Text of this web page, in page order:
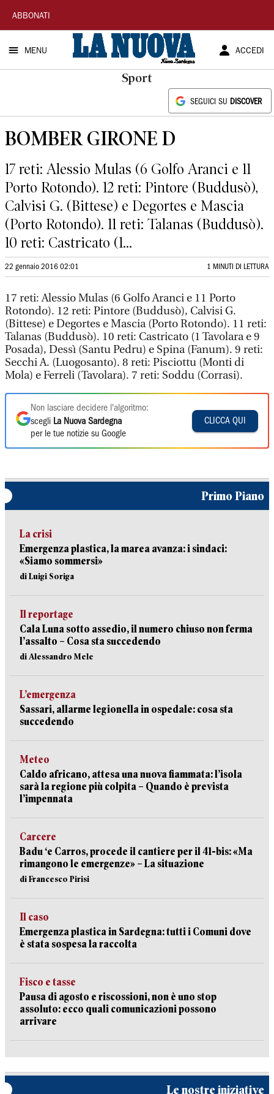
La
Nuova
Sardegna
ABBONATI
MENU ACCEDI
Sport
SEGUICI SU DISCOVER
BOMBER GIRONE D
17 reti: Alessio Mulas (6 Golfo Aranci e 11
Porto Rotondo). 12 reti: Pintore (Buddusò),
Calvisi G. (Bittese) e Degortes e Mascia
(Porto Rotondo). 11 reti: Talanas (Buddusò).
10 reti: Castricato (1...
22 gennaio 2016 02:01 1 MINUTI DI LETTURA
17 reti: Alessio Mulas (6 Golfo Aranci e 11 Porto
Rotondo). 12 reti: Pintore (Buddusò), Calvisi G.
(Bittese) e Degortes e Mascia (Porto Rotondo). 11 reti:
Talanas (Buddusò). 10 reti: Castricato (1 Tavolara e 9
Posada), Dessì (Santu Pedru) e Spina (Fanum). 9 reti:
Secchi A. (Luogosanto). 8 reti: Pisciottu (Monti di
Mola) e Ferreli (Tavolara). 7 reti: Soddu (Corrasi).
Non lasciare decidere l'algoritmo:
scegli La Nuova Sardegna
per le tue notizie su Google
CLICCA QUI
Primo Piano
La crisi
Emergenza plastica, la marea avanza: i sindaci:
«Siamo sommersi»
di Luigi Soriga
Il reportage
Cala Luna sotto assedio, il numero chiuso non ferma
l’assalto – Cosa sta succedendo
di Alessandro Mele
L’emergenza
Sassari, allarme legionella in ospedale: cosa sta
succedendo
Meteo
Caldo africano, attesa una nuova fiammata: l’isola
sarà la regione più colpita – Quando è prevista
l’impennata
Carcere
Badu ‘e Carros, procede il cantiere per il 41-bis: «Ma
rimangono le emergenze» – La situazione
di Francesco Pirisi
Il caso
Emergenza plastica in Sardegna: tutti i Comuni dove
è stata sospesa la raccolta
Fisco e tasse
Pausa di agosto e riscossioni, non è uno stop
assoluto: ecco quali comunicazioni possono
arrivare
Le nostre iniziative